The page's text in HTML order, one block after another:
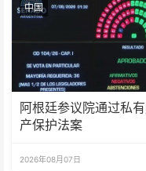
中国
阿根廷参议院通过私
产保护法案
2026年08月07日